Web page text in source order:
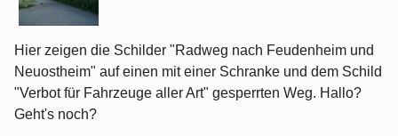
Hier zeigen die Schilder "Radweg nach Feudenheim und
Neuostheim" auf einen mit einer Schranke und dem Schild
"Verbot für Fahrzeuge aller Art" gesperrten Weg. Hallo?
Geht's noch?